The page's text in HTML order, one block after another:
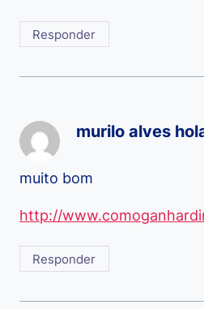
Responder
murilo alves
muito bom
http://
Responder